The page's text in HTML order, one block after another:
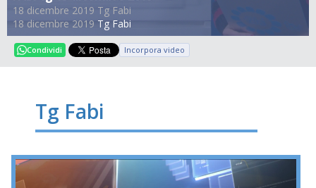
18 dicembre 2019 Tg Fabi
18 dicembre 2019 Tg Fabi
Condividi Incorpora video
Tg Fabi